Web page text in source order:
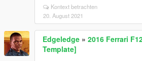
Kontext betrachten
20. August 2021
Edgeledge » 2016 Ferrari
Template]